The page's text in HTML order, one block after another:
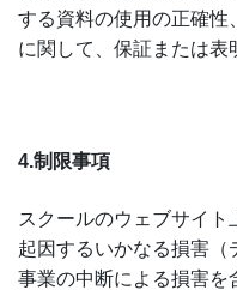
する資料の使用の正確性
に関して、保証または表
4.制限事項
スクールのウェブサイ
起因するいかなる損害（
事業の中断による損害を